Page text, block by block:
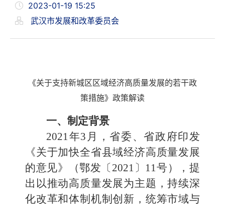
2023-01-19 15:25
武汉市发展和改革委员会
《关于支持新城区区域经济高质量发展的若干政
策措施》政策解读
一、制定背景
2021年3月，省委、省政府印发
《关于加快全省县域经济高质量发展
的意见》（鄂发〔2021〕11号），提
出以推动高质量发展为主题，持续深
化改革和体制机制创新，统筹市域与